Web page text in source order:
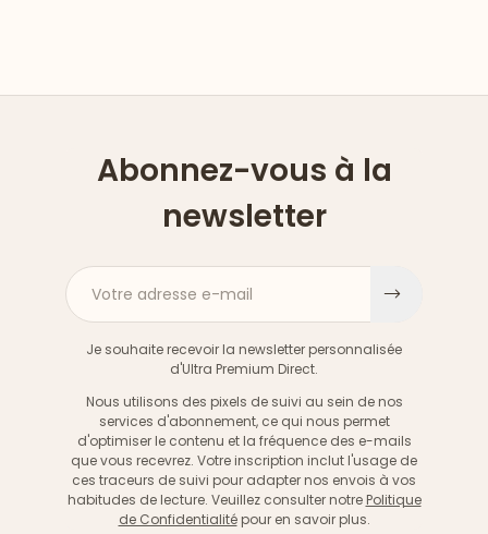
Abonnez-vous à la
newsletter
Votre adresse e-mail
Je souhaite recevoir la newsletter personnalisée
d'Ultra Premium Direct.
Nous utilisons des pixels de suivi au sein de nos
services d'abonnement, ce qui nous permet
d'optimiser le contenu et la fréquence des e-mails
que vous recevrez. Votre inscription inclut l'usage de
ces traceurs de suivi pour adapter nos envois à vos
habitudes de lecture. Veuillez consulter notre Politique
de Confidentialitépour en savoir plus.